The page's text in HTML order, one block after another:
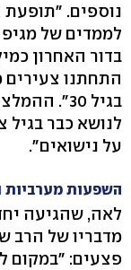
נוספים. "תופעת
לממדים של
בדור האחרון
בגיל 30".
על נישואים".
השפעות מערביות
לאה, שהגיעה
מדבריו של הרב
פצעים: "במקום